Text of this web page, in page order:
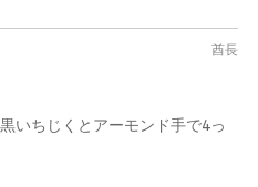
酋長
いちじくとアーモンド手で4っ